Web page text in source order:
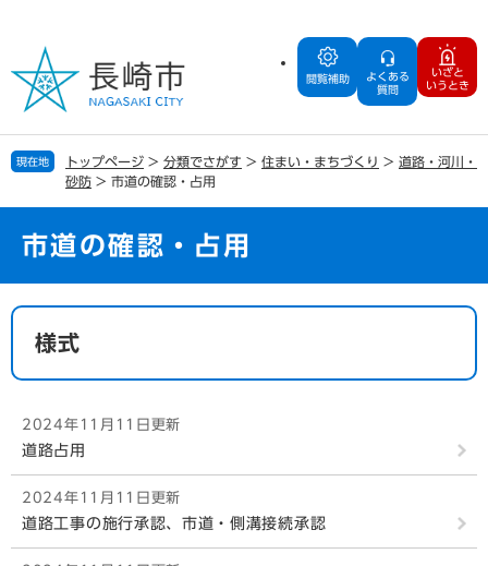
の
で
す
ー
ば
し
閲覧補助
よくある
質問
いざと
いうとき
現在地 トップページ > 分類でさがす > 住まい・まちづくり > 道路・河川・
砂防 > 市道の確認・占用
市道の確認・占用
本
様式
2024年11月11日更新
道路占用
2024年11月11日更新
道路工事の施行承認、市道・側溝接続承認